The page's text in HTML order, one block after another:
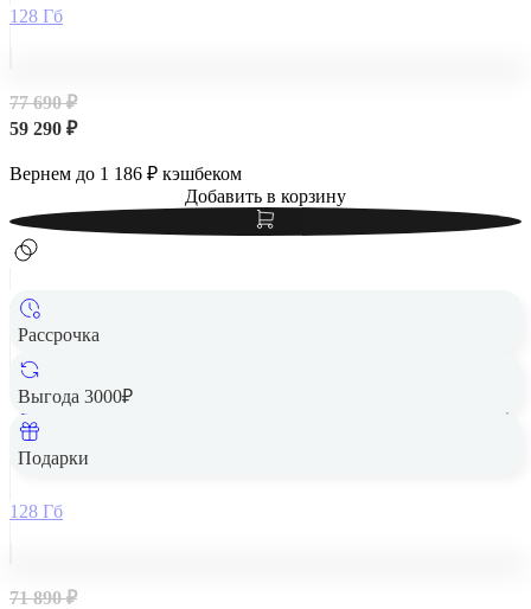
128 Гб
77 690 ₽
59 290 ₽
Вернем до 1 186 ₽ кэшбеком
Добавить в корзину
Рассрочка
Выгода 3000₽
Подарки
Apple iPad Air 13" (M2, 2024, 6 gen) Wi-Fi 128Gb Starlight,
128 Гб
71 890 ₽